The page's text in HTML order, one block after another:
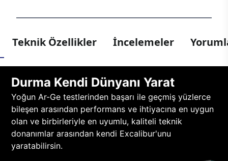
Teknik Özellikler İncelemeler
Durma Kendi Dünyanı Yarat
Yoğun Ar-Ge testlerinden başarı ile geçmiş yüzlerce
bileşen arasından performans ve ihtiyacına en uygun
olan ve birbirleriyle en uyumlu, kaliteli teknik
donanımlar arasından kendi Excalibur'unu
yaratabilirsin.